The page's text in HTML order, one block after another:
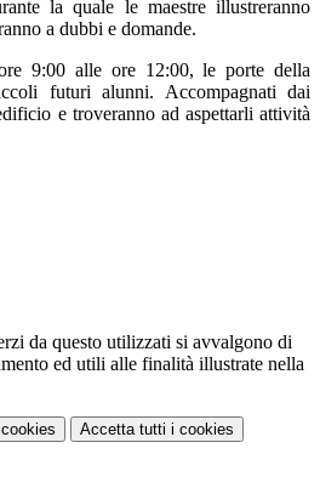
la quale le maestre illustreranno
a dubbi e domande.
9:00 alle ore 12:00, le porte della
futuri alunni. Accompagnati dai
e troveranno ad aspettarli attività
da questo utilizzati si avvalgono di
ed utili alle finalità illustrate nella
Accetta tutti i cookies